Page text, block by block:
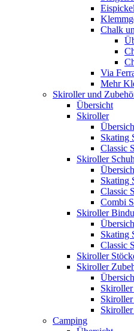
Chalk
Via
Mehr
Skiroller und
Übersicht
Skiroller
Skating
Classic
Skiroller
Skating
Classic
Combi
Skiroller
Skating
Classic
Skiroller
Skiroller
Camping